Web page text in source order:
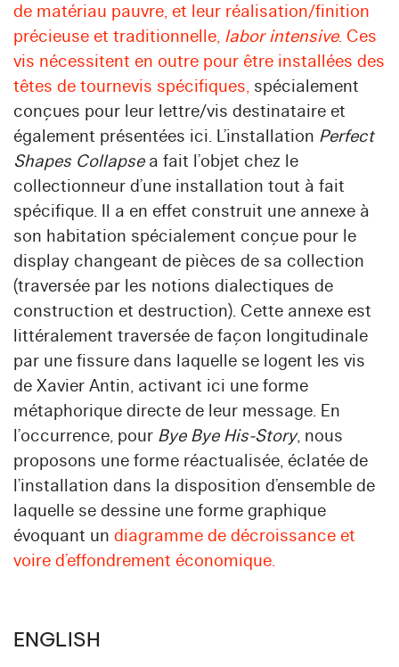
de matériau pauvre, et leur réalisation/finition
précieuse et traditionnelle, labor intensive. Ces
vis nécessitent en outre pour être installées des
têtes de tournevis spécifiques, spécialement
conçues pour leur lettre/vis destinataire et
également présentées ici. L’installation Perfect
Shapes Collapsea fait l’objet chez le
collectionneur d’une installation tout à fait
spécifique. Il a en effet construit une annexe à
son habitation spécialement conçue pour le
display changeant de pièces de sa collection
(traversée par les notions dialectiques de
construction et destruction). Cette annexe est
littéralement traversée de façon longitudinale
par une fissure dans laquelle se logent les vis
de Xavier Antin, activant ici une forme
métaphorique directe de leur message. En
l’occurrence, pour Bye Bye His-Story, nous
proposons une forme réactualisée, éclatée de
l’installation dans la disposition d’ensemble de
laquelle se dessine une forme graphique
évoquant un diagramme de décroissance et
voire d’effondrement économique.
ENGLISH